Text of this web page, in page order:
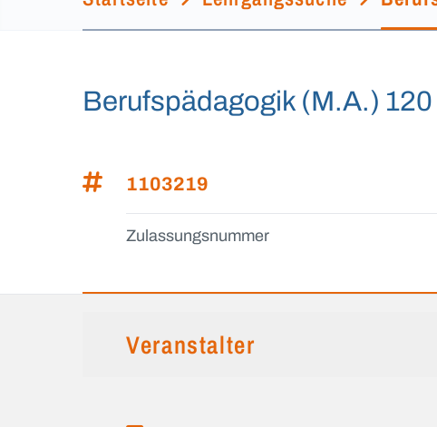
Berufspädagogik (M.A.)
1103219
Zulassungsnummer
Veranstalter